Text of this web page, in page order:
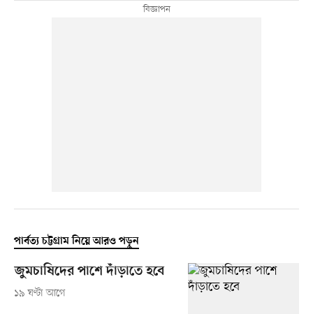
পার্বত্য চট্টগ্রাম নিয়ে আরও পড়ুন
জুমচাষিদের পাশে দাঁড়াতে হবে
১৯ ঘণ্টা আগে